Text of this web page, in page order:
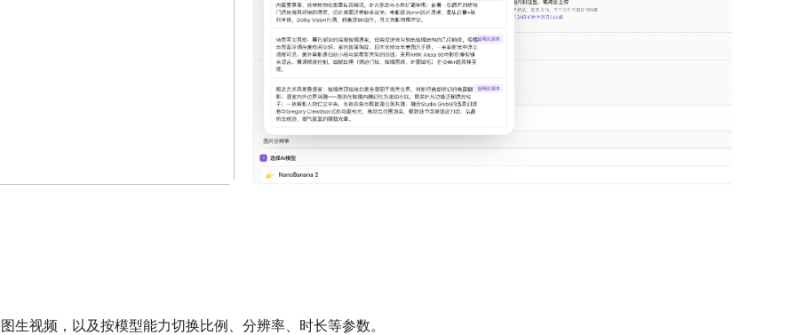
生视频，以及按模型能力切换比例、分辨率、时长等参数。